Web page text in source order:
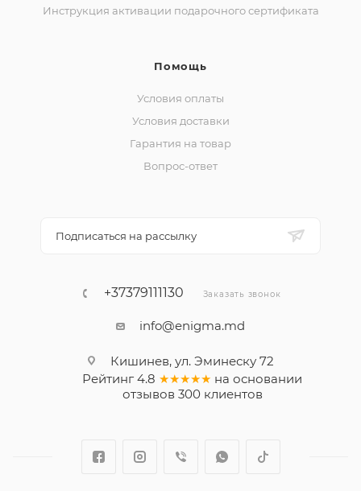
Инструкция активации подарочного сертификата
Помощь
Условия оплаты
Условия доставки
Гарантия на товар
Вопрос-ответ
Подписаться на рассылку
+37379111130 Заказать звонок
info@enigma.md
Кишинев, ул. Эминеску 72
Рейтинг 4.8 ★★★★★ на основании
отзывов 300клиентов